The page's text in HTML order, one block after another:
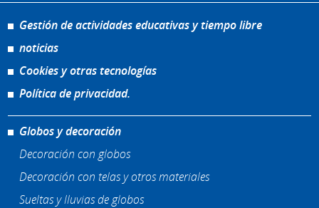
Gestión de actividades educativas y tiempo libre
noticias
Cookies y otras tecnologías
Política de privacidad.
Globos y decoración
Decoración con globos
Decoración con telas y otros materiales
Sueltas y lluvias de globos